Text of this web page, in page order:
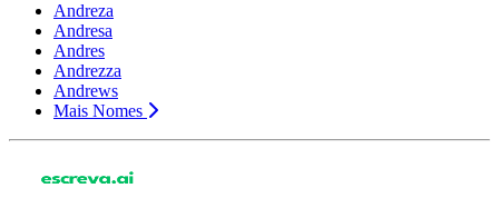
Andreza
Andresa
Andres
Andrezza
Andrews
Mais Nomes